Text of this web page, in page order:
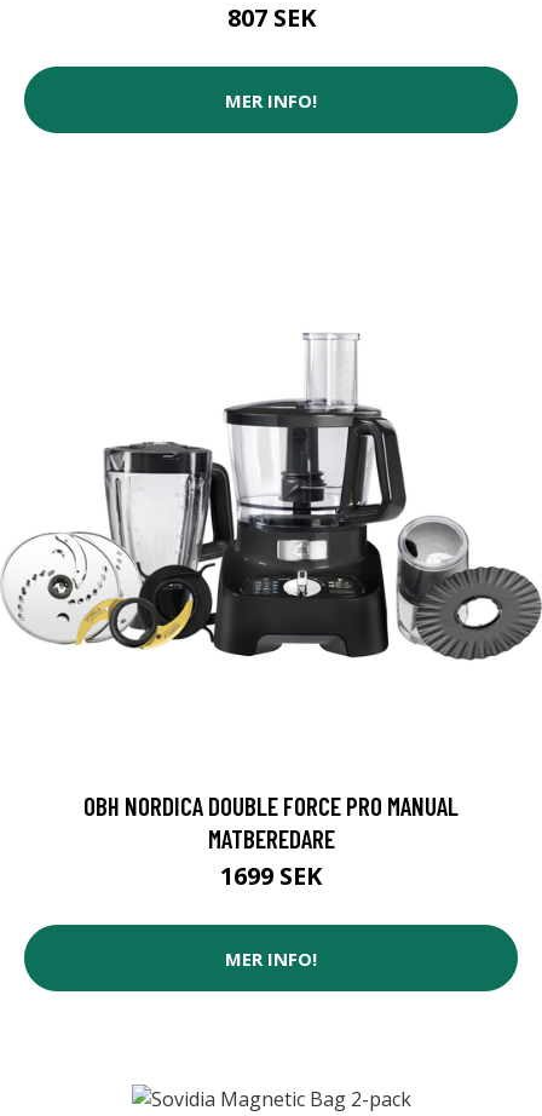
807 SEK
MER INFO!
OBH NORDICA DOUBLE FORCE PRO MANUAL
MATBEREDARE
1699 SEK
MER INFO!